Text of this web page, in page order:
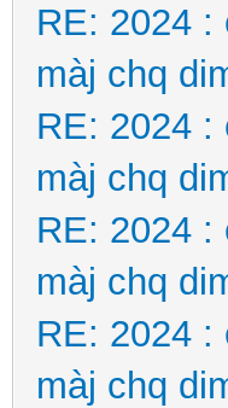
RE: 2024
màj chq
RE: 2024
màj chq
RE: 2024
màj chq
RE: 2024
màj chq